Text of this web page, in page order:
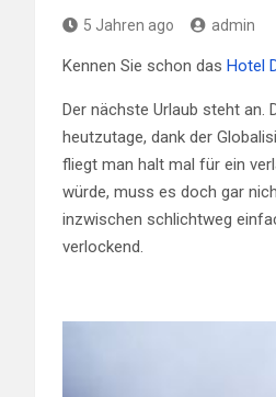
5 Jahren ago admin
Kennen Sie schon das Hotel
Der nächste Urlaub steht an.
heutzutage, dank der
fliegt man halt mal für ein
würde, muss es doch gar
inzwischen schlichtweg
verlockend.